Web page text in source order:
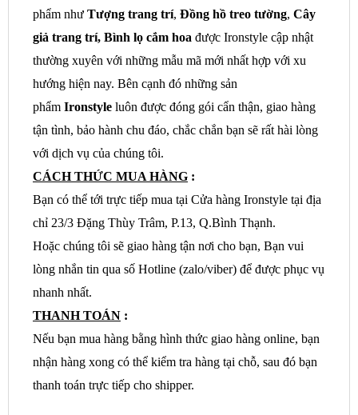
phẩm như Tượng trang trí, Đồng hồ treo tường, Cây
giả trang trí, Bình lọ cắm hoa được Ironstyle cập nhật
thường xuyên với những mẫu mã mới nhất hợp với xu
hướng hiện nay. Bên cạnh đó những sản
phẩm Ironstyle luôn được đóng gói cẩn thận, giao hàng
tận tình, bảo hành chu đáo, chắc chắn bạn sẽ rất hài lòng
với dịch vụ của chúng tôi.
CÁCH THỨC MUA HÀNG :
Bạn có thể tới trực tiếp mua tại Cửa hàng Ironstyle tại địa
chỉ 23/3 Đặng Thùy Trâm, P.13, Q.Bình Thạnh.
Hoặc chúng tôi sẽ giao hàng tận nơi cho bạn, Bạn vui
lòng nhắn tin qua số Hotline (zalo/viber) để được phục vụ
nhanh nhất.
THANH TOÁN :
Nếu bạn mua hàng bằng hình thức giao hàng online, bạn
nhận hàng xong có thể kiểm tra hàng tại chỗ, sau đó bạn
thanh toán trực tiếp cho shipper.